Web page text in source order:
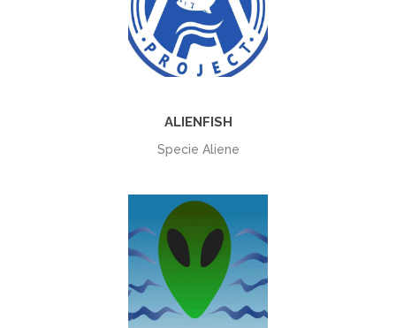
+
ALIENFISH
Specie Aliene
+